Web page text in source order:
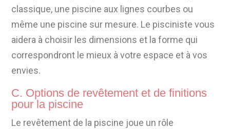
classique, une piscine aux lignes courbes ou
même une piscine sur mesure. Le pisciniste vous
aidera à choisir les dimensions et la forme qui
correspondront le mieux à votre espace et à vos
envies.
C. Options de revêtement et de finitions
pour la piscine
Le revêtement de la piscine joue un rôle